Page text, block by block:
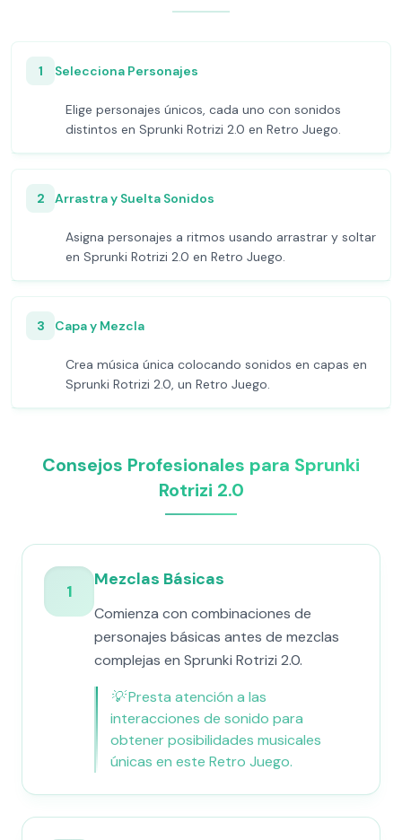
1 Selecciona Personajes
Elige personajes únicos, cada uno con sonidos
distintos en Sprunki Rotrizi 2.0 en Retro Juego.
2 Arrastra y Suelta Sonidos
Asigna personajes a ritmos usando arrastrar y soltar
en Sprunki Rotrizi 2.0 en Retro Juego.
3 Capa y Mezcla
Crea música única colocando sonidos en capas en
Sprunki Rotrizi 2.0, un Retro Juego.
Consejos Profesionales para Sprunki
Rotrizi 2.0
1
Mezclas Básicas
Comienza con combinaciones de
personajes básicas antes de mezclas
complejas en Sprunki Rotrizi 2.0.
💡Presta atención a las
interacciones de sonido para
obtener posibilidades musicales
únicas en este Retro Juego.